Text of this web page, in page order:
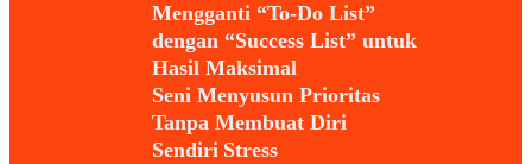
Mengganti “To-Do List”
dengan “Success List” untuk
Hasil Maksimal
Seni Menyusun Prioritas
Tanpa Membuat Diri
Sendiri Stress